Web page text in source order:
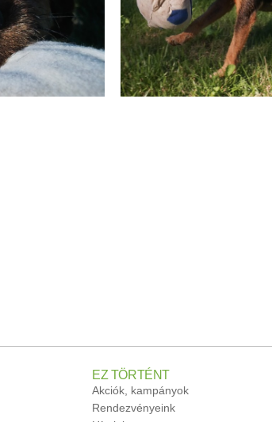
EZ TÖRTÉNT
Akciók, kampányok
Rendezvényeink